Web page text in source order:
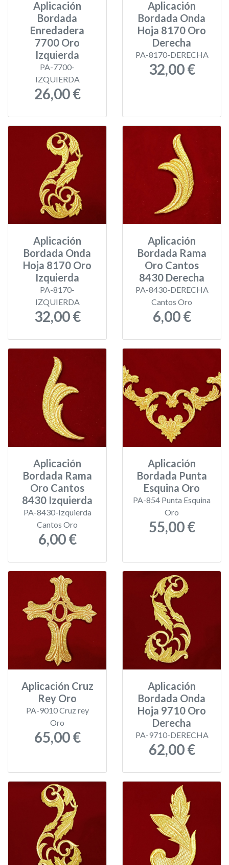
Aplicación
Bordada
Enredadera
7700 Oro
Izquierda
PA-7700-
IZQUIERDA
26,00 €
Aplicación
Bordada Onda
Hoja 8170 Oro
Derecha
PA-8170-DERECHA
32,00 €
Aplicación
Bordada Onda
Hoja 8170 Oro
Izquierda
PA-8170-
IZQUIERDA
32,00 €
Aplicación
Bordada Rama
Oro Cantos
8430 Derecha
PA-8430-DERECHA
Cantos Oro
6,00 €
Aplicación
Bordada Rama
Oro Cantos
8430 Izquierda
PA-8430-Izquierda
Cantos Oro
6,00 €
Aplicación
Bordada Punta
Esquina Oro
PA-854 Punta Esquina
Oro
55,00 €
Aplicación Cruz
Rey Oro
PA-9010 Cruz rey
Oro
65,00 €
Aplicación
Bordada Onda
Hoja 9710 Oro
Derecha
PA-9710-DERECHA
62,00 €